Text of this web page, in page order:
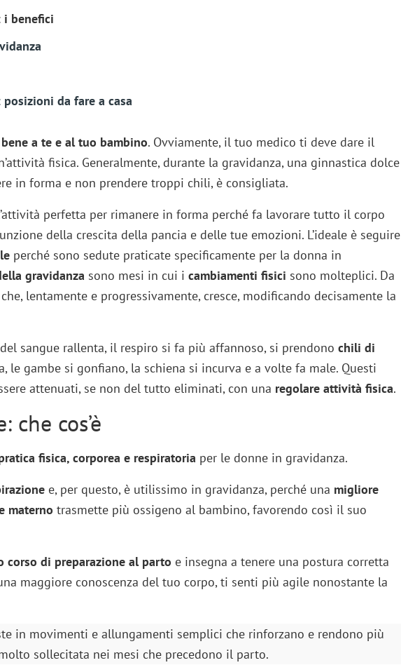
i benefici
da fare a casa
a te e al tuo bambino. Ovviamente, il tuo medico ti deve dare il
fisica. Generalmente, durante la gravidanza, una ginnastica dolce
in forma e non prendere troppi chili, è consigliata.
perfetta per rimanere in forma perché fa lavorare tutto il corpo
della crescita della pancia e delle tue emozioni. L’ideale è seguire
perché sono sedute praticate specificamente per la donna in
gravidanza sono mesi in cui i cambiamenti fisici sono molteplici. Da
lentamente e progressivamente, cresce, modificando decisamente la
sangue rallenta, il respiro si fa più affannoso, si prendono chili di
le gambe si gonfiano, la schiena si incurva e a volte fa male. Questi
attenuati, se non del tutto eliminati, con una regolare attività fisica.
che cos’è
fisica, corporea e respiratoria per le donne in gravidanza.
e, per questo, è utilissimo in gravidanza, perché una migliore
materno trasmette più ossigeno al bambino, favorendo così il suo
corso di preparazione al parto e insegna a tenere una postura corretta
maggiore conoscenza del tuo corpo, ti senti più agile nonostante la
in movimenti e allungamenti semplici che rinforzano e rendono più
sollecitata nei mesi che precedono il parto.